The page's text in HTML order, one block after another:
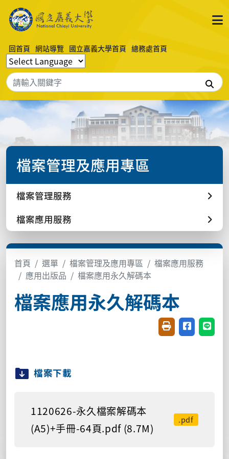
回首頁 網站導覽 國立嘉義大學首頁 總務處首頁
搜尋
檔案管理及應用專區
檔案管理服務
檔案應用服務
首頁 選單 檔案管理及應用專區
檔案應用服務
應用出版品
檔案應用永久解碼本
檔案應用永久解碼本
友善列印(開新視
分享至臉書
分享
檔案下載
1120626-永久檔案解碼本
(A5)+手冊-64頁.pdf (8.7M)
.pdf